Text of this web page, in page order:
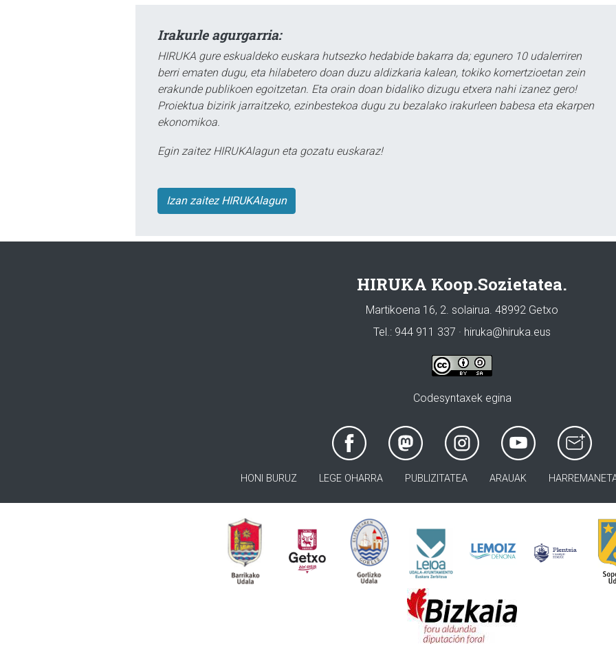
Irakurle agurgarria:
HIRUKA gure eskualdeko euskara hutsezko hedabide bakarra da; egunero 10 udalerriren
berri ematen dugu, eta hilabetero doan duzu aldizkaria kalean, tokiko komertzioetan zein
erakunde publikoen egoitzetan. Eta orain doan bidaliko dizugu etxera nahi izanez gero!
Proiektua bizirik jarraitzeko, ezinbestekoa dugu zu bezalako irakurleen babesa eta ekarpen
ekonomikoa.
Egin zaitez HIRUKAlagun eta gozatu euskaraz!
Izan zaitez HIRUKAlagun
HIRUKA Koop.Sozietatea.
Martikoena 16, 2. solairua. 48992 Getxo
Tel.: 944 911 337 · hiruka@hiruka.eus
Codesyntaxek egina
HONI BURUZ LEGE OHARRA PUBLIZITATEA ARAUAK